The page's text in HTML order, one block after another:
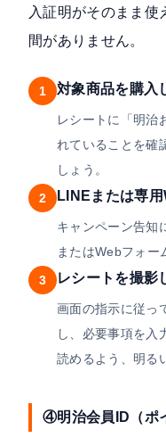
入証明がそのまま使
間がありません。
1 対象商品を購入
レシートに「明治
れていることを確
しょう。
2 LINEまたは専
キャンペーン告知
またはWebフォー
3 レシートを撮影
画面の指示に従っ
し、必要事項を入
読めるよう、明る
④明治会員ID（ポ